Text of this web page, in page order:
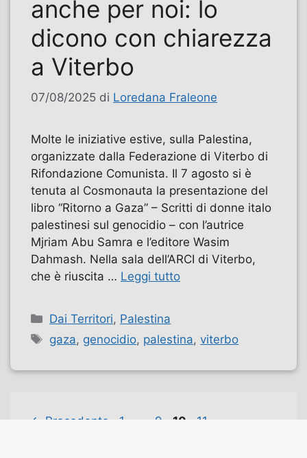
anche per noi: lo
dicono con chiarezza
a Viterbo
07/08/2025 di Loredana Fraleone
Molte le iniziative estive, sulla Palestina,
organizzate dalla Federazione di Viterbo di
Rifondazione Comunista. Il 7 agosto si è
tenuta al Cosmonauta la presentazione del
libro “Ritorno a Gaza” – Scritti di donne italo
palestinesi sul genocidio – con l’autrice
Mjriam Abu Samra e l’editore Wasim
Dahmash. Nella sala dell’ARCI di Viterbo,
che è riuscita … Leggi tutto
Categorie
Dai Territori, Palestina
Tag
gaza, genocidio, palestina,viterbo
← Precedente Pagina
1 Pagina
9 Pagina
10 Pagina
11